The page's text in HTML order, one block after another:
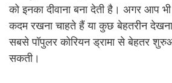
को इनका दीवाना बना देती है। अगर आप
कदम रखना चाहते हैं या कुछ बेहतरीन
सबसे पॉपुलर कोरियन ड्रामा से बेहतर
सकती।